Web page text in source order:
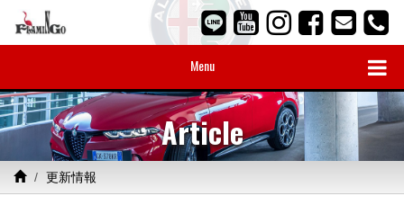
Menu
Article
更新情報